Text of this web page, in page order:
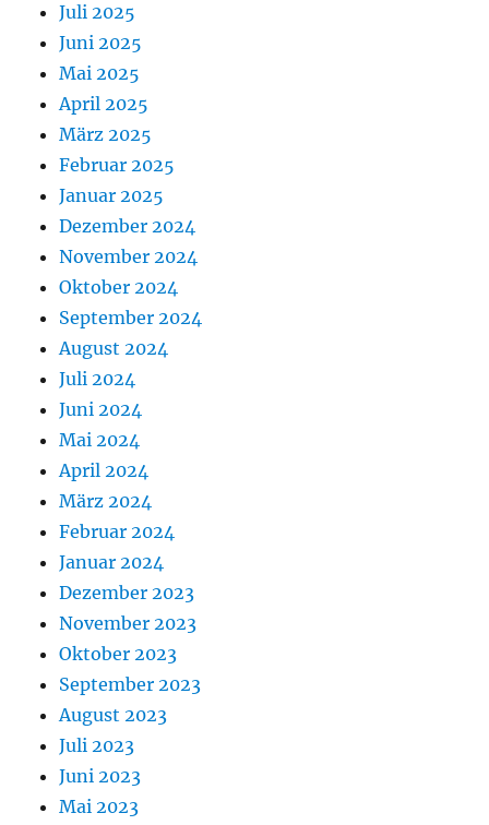
Juli 2025
Juni 2025
Mai 2025
April 2025
März 2025
Februar 2025
Januar 2025
Dezember 2024
November 2024
Oktober 2024
September 2024
August 2024
Juli 2024
Juni 2024
Mai 2024
April 2024
März 2024
Februar 2024
Januar 2024
Dezember 2023
November 2023
Oktober 2023
September 2023
August 2023
Juli 2023
Juni 2023
Mai 2023